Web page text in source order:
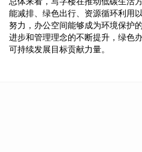
能减排、绿色出行、资源循环利用
努力，办公空间能够成为环境保护
进步和管理理念的不断提升，绿色
可持续发展目标贡献力量。